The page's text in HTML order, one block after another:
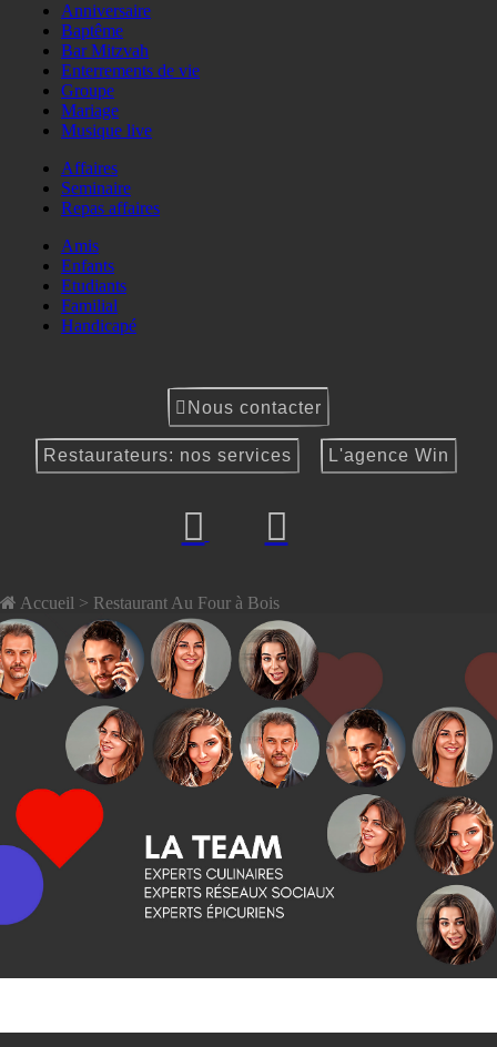
Anniversaire
Baptême
Bar Mitzvah
Enterrements de vie
Groupe
Mariage
Musique live
Affaires
Seminaire
Repas affaires
Amis
Enfants
Etudiants
Familial
Handicapé
Nous contacter
Restaurateurs: nos services L'agence Win
Accueil > Restaurant Au Four à Bois